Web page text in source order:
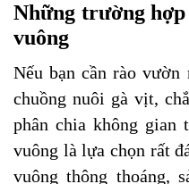
Những trường
vuông
Nếu bạn cần rào vườn
chuồng nuôi gà vịt,
phân chia không
vuông là lựa chọn rất
vuông thông thoáng,